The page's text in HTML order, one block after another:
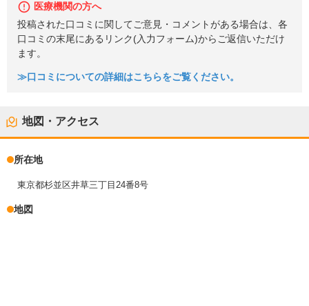
医療機関の方へ
投稿された口コミに関してご意見・コメントがある場合は、各
口コミの末尾にあるリンク(入力フォーム)からご返信いただけ
ます。
≫口コミについての詳細はこちらをご覧ください。
地図・アクセス
所在地
東京都杉並区井草三丁目24番8号
地図